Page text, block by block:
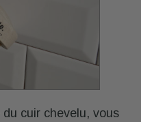
cuir chevelu, vous